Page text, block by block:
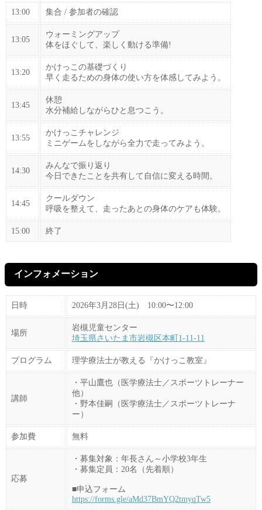
13:00 集合 / 参加者の確認
13:05
ウォーミングアップ
体をほぐして、楽しく動ける準備!
13:20
かけっこの基礎づくり
早く走るための身体の使い方を体感してみよう。
13:45
休憩
水分補給しながらひと息つこう。
13:55
かけっこチャレンジ
ミニゲームをしながら全力で走ってみよう。
14:30
みんなで振り返り
今日できたことを共有して自信に変える時間。
14:45
クールダウン
呼吸を整えて、走ったあとの身体のケアも体験。
15:00 終了
インフォメーション
日時 2026年3月28日(土) 10:00〜12:00
場所
岩槻児童センター
埼玉県さいたま市岩槻区本町1-11-11
プログラム 理学療法士が教える『かけっこ教室』
講師
・平山鷹也（医学療法士／スポーツトレーナー
他）
・野本佳嗣（医学療法士／スポーツトレーナ
ー）
参加費 無料
応募
・募集対象：年長さん～小学校3年生
・募集定員：20名（先着順）
■申込フォーム
https://forms.gle/aMd37BmYQ2tmyqTw5